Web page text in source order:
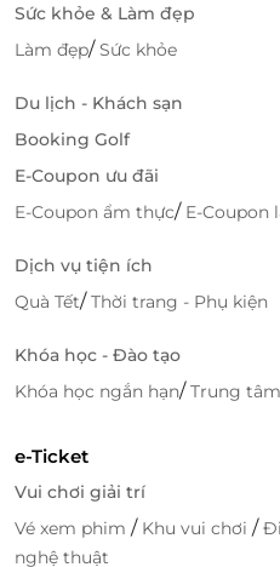
Sức khỏe & Làm đẹp
Làm đẹp/Sức khỏe
Du lịch - Khách sạn
Booking Golf
E-Coupon ưu đãi
E-Coupon ẩm thực/ E-Coupon
Dịch vụ tiện ích
Quà Tết/Thời trang - Phụ kiện
Khóa học - Đào tạo
Khóa học ngắn hạn/Trung
e-Ticket
Vui chơi giải trí
Vé xem phim / Khu vui chơi /
nghệ thuật